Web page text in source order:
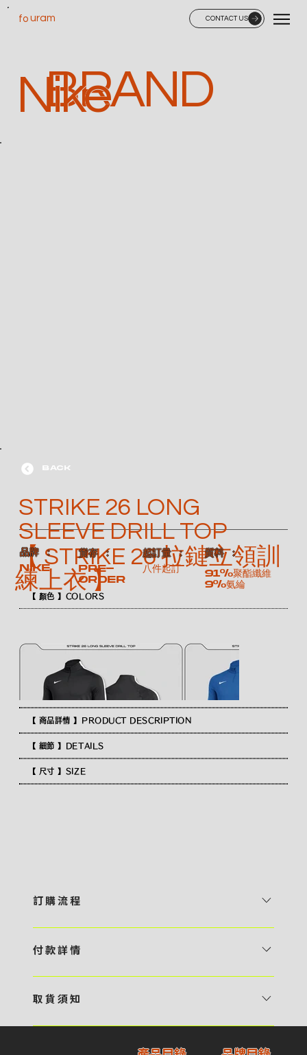
CONTACT US
uram
fo
BRAND
Nike
【 顏色 】COLORS
【 商品詳情 】PRODUCT DESCRIPTION
【 細節 】DETAILS
【 尺寸 】SIZE
BACK
STRIKE 26 LONG
SLEEVE DRILL TOP
【 STRIKE 26 拉鏈立領訓
練上衣 】
​品牌 ：
NIKE
​貨存 ：
Pre-
order
​起訂量 ：
八件起訂
​質料 ：
91%聚酯纖維
9%氨綸
訂 購 流 程
預 約 〉，參看官網上的商品目錄和作品照片去選擇心儀的款式，同時可
報價 貴客可透過電郵方式或 WhatsApp 平台提交定製資料，4AM 團
相關價目，貴客最終確認後將獲取正式完整單據，請安排繳付貨款訂金以
付 款 詳 情
・ Payme ・ 現金機入數 ・ 銀行櫃檯入數 ・ ATM自動櫃員機轉帳 ・
交易單據。如貴客欲更改電郵地址，請與 4AM 團隊聯絡 - 貴客的付款
取 貨 須 知
請與4AM團隊職員聯絡預約取貨時間｜​ ・ GoGoVan ｜即日完成配送